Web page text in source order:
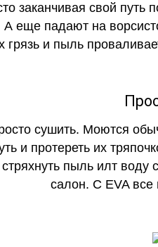
заканчивая свой
А еще падают на
грязь и пыль
сушить. Моются
и протереть их
пыль илт воду
салон. С EVA все